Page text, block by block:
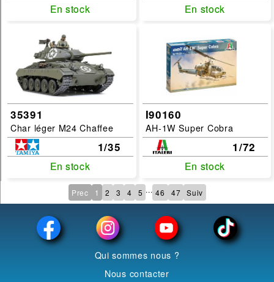
En stock
En stock En stock
En stock
35391
Char léger M24 Chaffee
1/35
En stock
En stock
I90160
AH-1W Super Cobra
1/72
En stock
En stock
Prec 1 2 3 4 5 ... 46 47 Suiv
Qui sommes nous ?
Nous contacter